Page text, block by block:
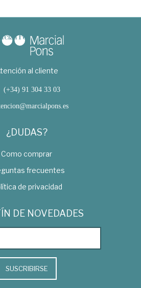
al cliente
(+34) 91 304 33 03
¿DUDAS?
Como comprar
frecuentes
de privacidad
DE NOVEDADES
SUSCRIBIRSE